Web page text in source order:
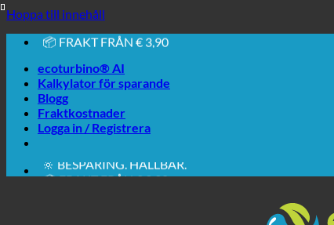
Hoppa till innehåll
🔆 BESPARING. HÅLLBAR.
📦 FRAKT FRÅN € 3,90
🔖 KÖP PÅ FAKTURA
ecoturbino® AI
Kalkylator för sparande
Blogg
Fraktkostnader
Logga in / Registrera
📦 FRAKT FRÅN € 3,90